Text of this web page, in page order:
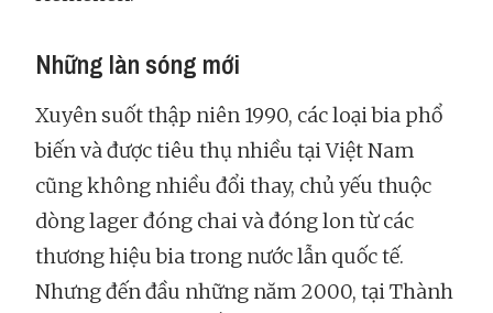
Những làn sóng mới
Xuyên suốt thập niên 1990, các loại bia phổ
biến và được tiêu thụ nhiều tại Việt Nam
cũng không nhiều đổi thay, chủ yếu thuộc
dòng lager đóng chai và đóng lon từ các
thương hiệu bia trong nước lẫn quốc tế.
Nhưng đến đầu những năm 2000, tại Thành